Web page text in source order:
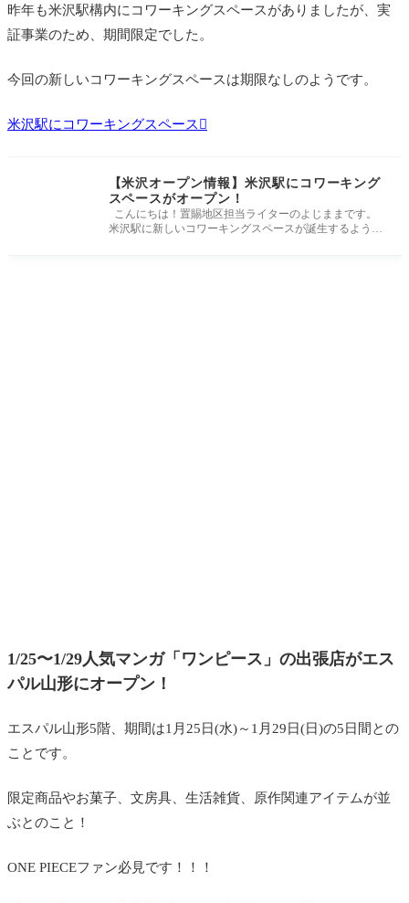
昨年も米沢駅構内にコワーキングスペースがありましたが、実
証事業のため、期間限定でした。
今回の新しいコワーキングスペースは期限なしのようです。
米沢駅にコワーキングスペース
【米沢オープン情報】米沢駅にコワーキング
スペースがオープン！
こんにちは！置賜地区担当ライターのよじままです。
米沢駅に新しいコワーキングスペースが誕生するようで
1/25〜1/29人気マンガ「ワンピース」 の出張店がエス
パル山形にオープン！
エスパル山形5階、期間は1月25日(水)～1月29日(日)の5日間との
ことです。
限定商品やお菓子、文房具、生活雑貨、原作関連アイテムが並
ぶとのこと！
ONE PIECEファン必見です！！！